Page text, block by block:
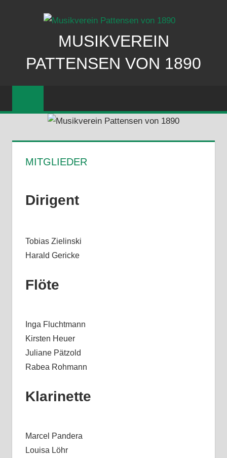
MUSIKVEREIN
PATTENSEN VON 1890
MITGLIEDER
Dirigent
Tobias Zielinski
Harald Gericke
Flöte
Inga Fluchtmann
Kirsten Heuer
Juliane Pätzold
Rabea Rohmann
Klarinette
Marcel Pandera
Louisa Löhr